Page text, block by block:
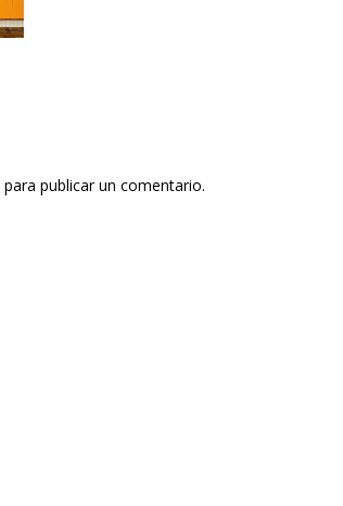
para publicar un comentario.